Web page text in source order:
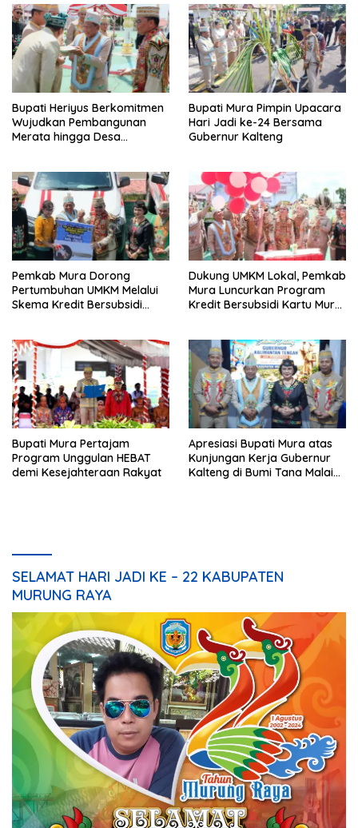
Bupati Heriyus Berkomitmen
Wujudkan Pembangunan
Merata hingga Desa
Bupati Mura Pimpin Upacara
Hari Jadi ke-24 Bersama
Gubernur Kalteng
Pemkab Mura Dorong
Pertumbuhan UMKM Melalui
Skema Kredit Bersubsidi
Dukung UMKM Lokal, Pemkab
Mura Luncurkan Program
Kredit Bersubsidi Kartu Mura
Bupati Mura Pertajam
Program Unggulan HEBAT
demi Kesejahteraan Rakyat
Apresiasi Bupati Mura atas
Kunjungan Kerja Gubernur
Kalteng di Bumi Tana Malai
SELAMAT HARI JADI KE – 22 KABUPATEN
MURUNG RAYA